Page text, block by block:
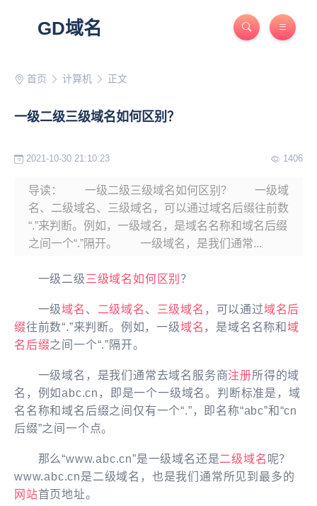
GD域名
首页 计算机 正文
一级二级三级域名如何区别？
2021-10-30 21:10:23 1406
导读： 一级二级三级域名如何区别？ 一级域
名、二级域名、三级域名，可以通过域名后缀往前数
“.”来判断。例如，一级域名，是域名名称和域名后缀
之间一个“.”隔开。 一级域名，是我们通常...
一级二级 三级域名如何 区别？
一级域名 、 二级域名 、 三级域名 ，可以通过域名后
缀往前数“.”来判断。例如，一级域名 ，是域名名称和域
名后缀之间一个“.”隔开。
一级域名，是我们通常去域名服务商注册所得的域
名，例如abc.cn，即是一个一级域名。判断标准是，域
名名称和域名后缀之间仅有一个“.”，即名称“abc”和“cn
后缀”之间一个点。
那么“www.abc.cn”是一级域名还是二级域名 呢？
www.abc.cn是二级域名，也是我们通常所见到最多的
网站首页地址。